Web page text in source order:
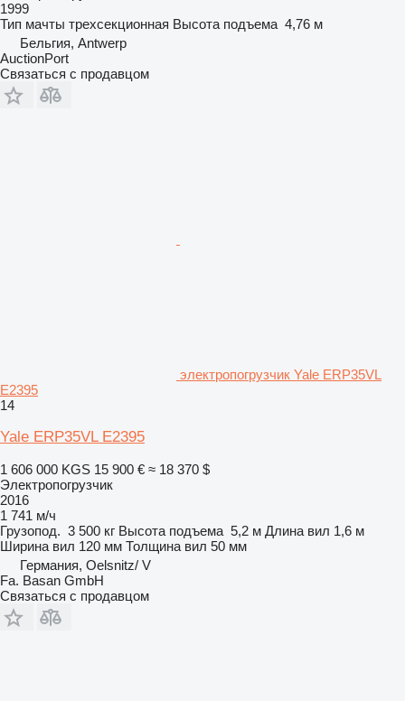
1999
Тип мачты трехсекционная Высота подъема 4,76 м
Бельгия, Antwerp
AuctionPort
Связаться с продавцом
электропогрузчик Yale ERP35VL
E2395
14
Yale ERP35VL E2395
1 606 000 KGS 15 900 € ≈ 18 370 $
Электропогрузчик
2016
1 741 м/ч
Грузопод. 3 500 кг Высота подъема 5,2 м Длина вил 1,6 м
Ширина вил 120 мм Толщина вил 50 мм
Германия, Oelsnitz/ V
Fa. Basan GmbH
Связаться с продавцом